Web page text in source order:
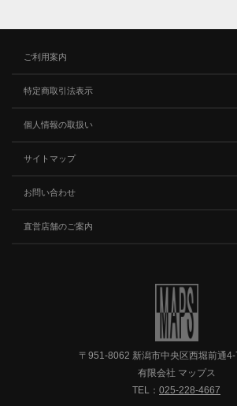
ご利用案内
特定商取引法表示
個人情報の取扱い
サイトマップ
お問い合わせ
直営店舗のご案内
〒951-8062 新潟市中央区西堀前通
有限会社 マップス
TEL： 025-228-4667